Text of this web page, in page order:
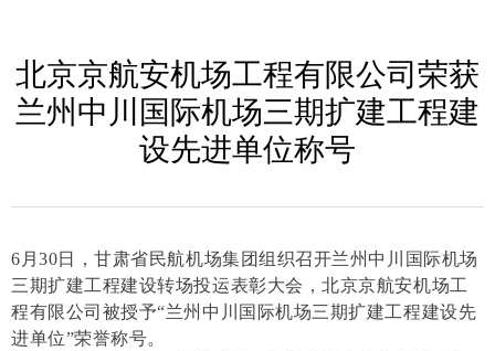
北京京航安机场工程有限公司荣获
兰州中川国际机场三期扩建工程建
设先进单位称号
6月30日，甘肃省民航机场集团组织召开兰州中川国际机场
三期扩建工程建设转场投运表彰大会，北京京航安机场工
程有限公司被授予“兰州中川国际机场三期扩建工程建设先
进单位”荣誉称号。